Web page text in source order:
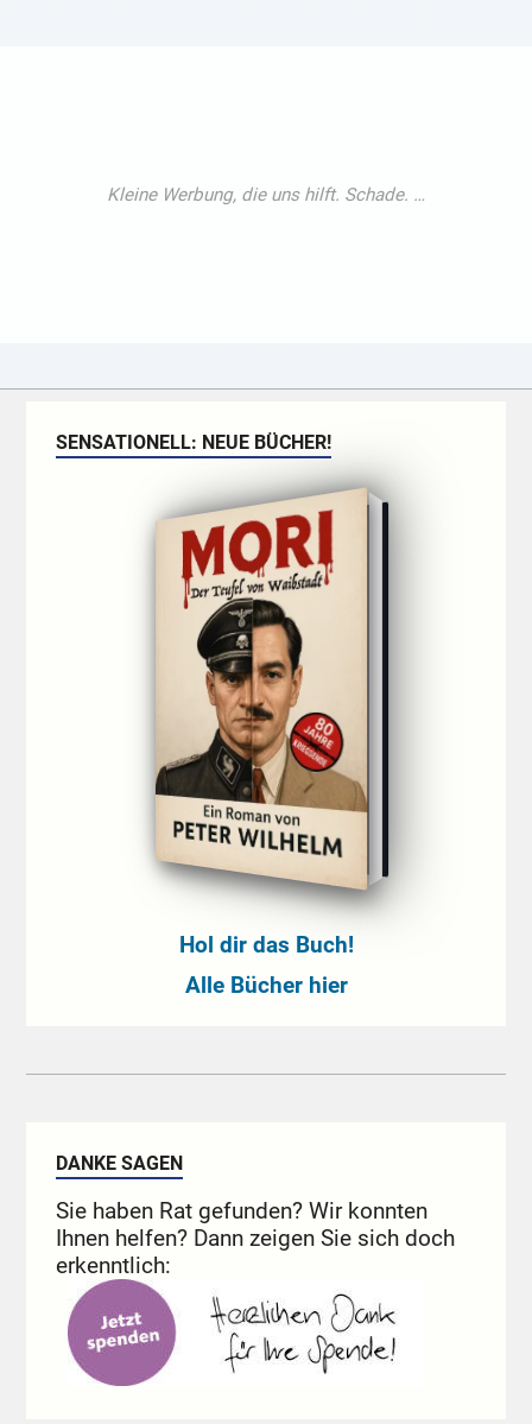
SENSATIONELL: NEUE BÜCHER!
Hol dir das Buch!
Alle Bücher hier
DANKE SAGEN
Sie haben Rat gefunden? Wir konnten
Ihnen helfen? Dann zeigen Sie sich doch
erkenntlich: